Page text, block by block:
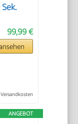
99,99 €
ANGEBOT